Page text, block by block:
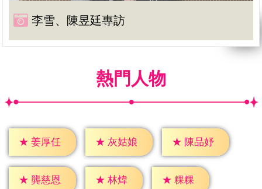
李雪、陳昱廷專訪
熱門人物
★ 姜厚任 ★ 灰姑娘 ★ 陳品妤
★ 龔慈恩 ★ 林煒 ★ 粿粿